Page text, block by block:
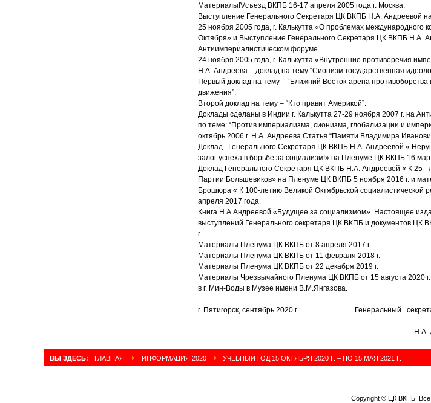
МатериалыIVсъезд ВКПБ 16-17 апреля 2005 года г. Москва.
Выступление Генерального Секретаря ЦК ВКПБ Н.А. Андреевой
25 ноября 2005 года, г. Калькутта «О проблемах международного
Октября» и Выступление Генерального Секретаря ЦК ВКПБ Н.А.
Антиимпериалистическом форуме.
24 ноября 2005 года, г. Калькутта «Внутренние противоречия
Н.А. Андреева – доклад на тему “Сионизм-государственная
Первый доклад на тему – “Ближний Восток-арена
движения”.
Второй доклад на тему – “Кто правит Америкой”.
Доклады сделаны в Индии г. Калькутта 27-29 ноября 2007 г. на
по теме: “Против империализма, сионизма, глобализации и
октябрь 2006 г. Н.А. Андреева Статья “Памяти Владимира
Доклад Генерального Секретаря ЦК ВКПБ Н.А. Андреевой «
залог успеха в борьбе за социализм!» на Пленуме ЦК ВКПБ 16
Доклад Генерального Секретаря ЦК ВКПБ Н.А. Андреевой « К 25 -
Партии Большевиков» на Пленуме ЦК ВКПБ 5 ноября 2016 г. и
Брошюра « К 100-летию Великой Октябрьской
апреля 2017 года.
Книга Н.А.Андреевой «Будущее за социализмом». Настоящее
выступлений Генерального секретаря ЦК ВКПБ и документов ЦК
г.
Материалы Пленума ЦК ВКПБ от 8 апреля 2017 г.
Материалы Пленума ЦК ВКПБ от 11 февраля 2018 г.
Материалы Пленума ЦК ВКПБ от 22 декабря 2019 г.
Материалы Чрезвычайного Пленума ЦК ВКПБ от 15 августа 2020
в г. Мин-Воды в Музее имени В.М.Янгазова.
г. Пятигорск, сентябрь 2020 г. Генеральный
Н.А.
ВЫ ЗДЕСЬ: ГЛАВНАЯ ИНФОРМАЦИЯ 2020 УЧЕБНЫЙ ГОД 15 ОКТЯБРЯ 2020 Г. – ПО 15 МАЯ 2021 Г.
Copyright © ЦК ВКПБ!